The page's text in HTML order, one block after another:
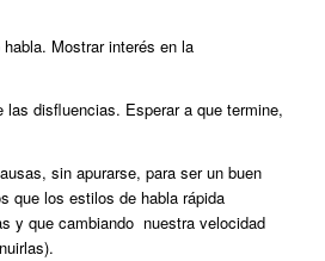
Mostrar interés en la
las disfluencias. Esperar a que termine,
sin apurarse, para ser un buen
que los estilos de habla rápida
y que cambiando nuestra velocidad